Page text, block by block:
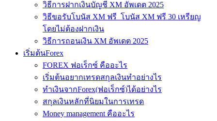
วิธีการฝากเงินบัญชี XM อัพเดต 2025
วิธีขอรับโบนัส XM ฟรี โบนัส XM ฟรี 30 เหรียญ
โดยไม่ต้องฝากเงิน
วิธีการถอนเงิน XM อัพเดต 2025
เริ่มต้นForex
FOREX ฟอเร็กซ์ คืออะไร
เริ่มต้นอยากเทรดสกุลเงินทำอย่างไร
ทำเงินจากForex(ฟอเร็กซ์)ได้อย่างไร
สกุลเงินหลักที่นิยมในการเทรด
Money management คืออะไร